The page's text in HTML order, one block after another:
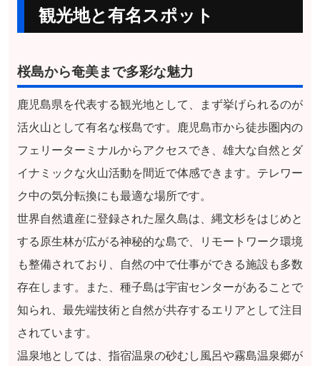
観光地と有名スポット
桜島から奄美まで多彩な魅力
鹿児島県を代表する観光地として、まず挙げられるのが
活火山として有名な桜島です。鹿児島市から徒歩圏内の
フェリーターミナルからアクセスでき、雄大な自然とダ
イナミックな火山活動を間近で体感できます。テレワー
ク中の気分転換にも最適な場所です。
世界自然遺産に登録された屋久島は、縄文杉をはじめと
する原生林が広がる神秘的な島で、リモートワーク環境
も整備されており、自然の中で仕事ができる施設も多数
存在します。また、種子島は宇宙センターがあることで
知られ、最先端技術と自然が共存するエリアとして注目
されています。
温泉地としては、指宿温泉の砂むし風呂や霧島温泉郷が